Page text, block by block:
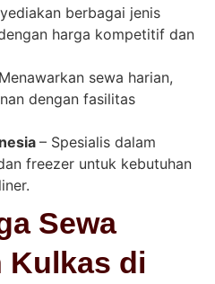
berbagai jenis
harga kompetitif dan
sewa harian,
dengan fasilitas
– Spesialis dalam
freezer untuk kebutuhan
Sewa
Kulkas di